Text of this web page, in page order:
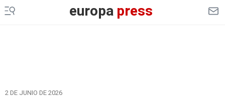
europapress
2 DE JUNIO DE 2026